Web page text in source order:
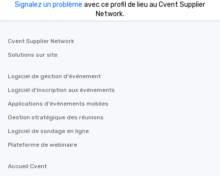
Tours also provides a
durations. Our
Signalez un problème avec ce profil de lieu au Cvent Supplier
Network.
Cvent Supplier Network
Solutions sur site
Logiciel de gestion d'événement
Logiciel d'inscription aux événements
Applications d'événements mobiles
Gestion stratégique des réunions
Logiciel de sondage en ligne
Plateforme de webinaire
Accueil Cvent